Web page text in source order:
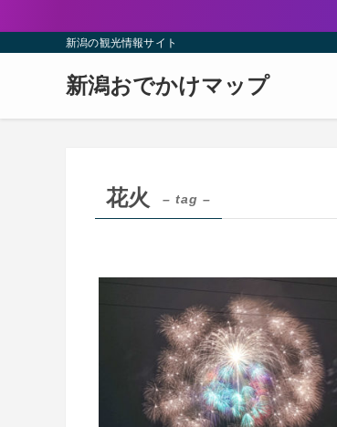
新潟の観光情報サイト
新潟おでかけマップ
花火 – tag –